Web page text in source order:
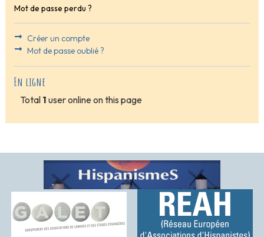
Mot de passe perdu ?
Créer un compte
Mot de passe oublié ?
En ligne
Total 1 user online on this page